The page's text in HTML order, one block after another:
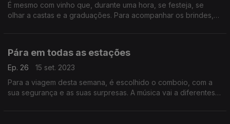
É mesmo com vinho que, durante uma hora, se festeja, se
olhar a castas e a graduações. Para acompanhar os brindes,
Pára em todas as estações
Ep. 26
15 set. 2023
Para a viagem desta semana, é escolhido o comboio, com a
sua segurança e as suas surpresas. A música vai a diferentes